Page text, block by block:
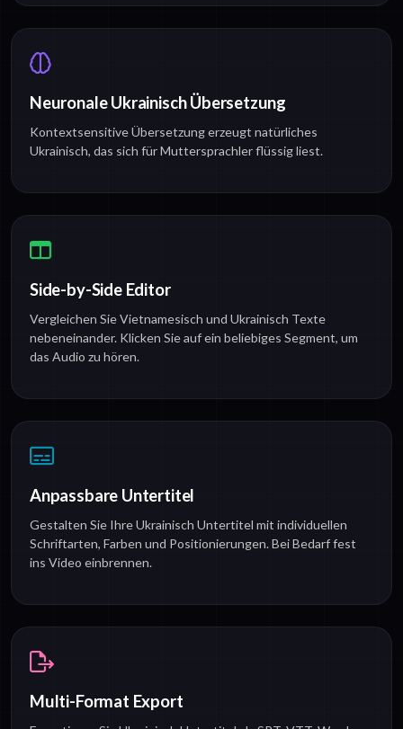
Neuronale Ukrainisch Übersetzung
Kontextsensitive Übersetzung erzeugt natürliches
Ukrainisch, das sich für Muttersprachler flüssig liest.
Side-by-Side Editor
Vergleichen Sie Vietnamesisch und Ukrainisch Texte
nebeneinander. Klicken Sie auf ein beliebiges Segment, um
das Audio zu hören.
Anpassbare Untertitel
Gestalten Sie Ihre Ukrainisch Untertitel mit individuellen
Schriftarten, Farben und Positionierungen. Bei Bedarf fest
ins Video einbrennen.
Multi-Format Export